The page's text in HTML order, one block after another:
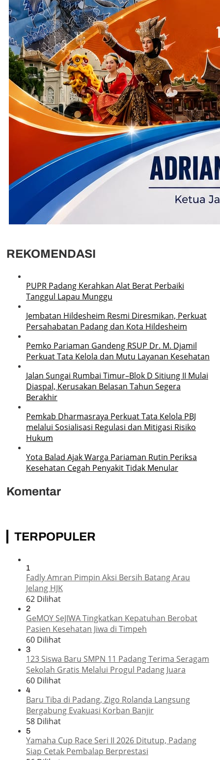
REKOMENDASI
PUPR Padang Kerahkan Alat Berat Perbaiki
Tanggul Lapau Munggu
Jembatan Hildesheim Resmi Diresmikan, Perkuat
Persahabatan Padang dan Kota Hildesheim
Pemko Pariaman Gandeng RSUP Dr. M. Djamil
Perkuat Tata Kelola dan Mutu Layanan Kesehatan
Jalan Sungai Rumbai Timur–Blok D Sitiung II Mulai
Diaspal, Kerusakan Belasan Tahun Segera
Berakhir
Pemkab Dharmasraya Perkuat Tata Kelola PBJ
melalui Sosialisasi Regulasi dan Mitigasi Risiko
Hukum
Yota Balad Ajak Warga Pariaman Rutin Periksa
Kesehatan Cegah Penyakit Tidak Menular
Komentar
TERPOPULER
1
Fadly Amran Pimpin Aksi Bersih Batang Arau
Jelang HJK
62 Dilihat
2
GeMOY SeJIWA Tingkatkan Kepatuhan Berobat
Pasien Kesehatan Jiwa di Timpeh
60 Dilihat
3
123 Siswa Baru SMPN 11 Padang Terima Seragam
Sekolah Gratis Melalui Progul Padang Juara
60 Dilihat
4
Baru Tiba di Padang, Zigo Rolanda Langsung
Bergabung Evakuasi Korban Banjir
58 Dilihat
5
Yamaha Cup Race Seri II 2026 Ditutup, Padang
Siap Cetak Pembalap Berprestasi